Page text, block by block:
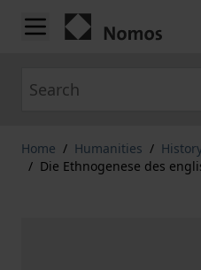
Skip to Content
Home / Humanities /
/ Die Ethnogenese des